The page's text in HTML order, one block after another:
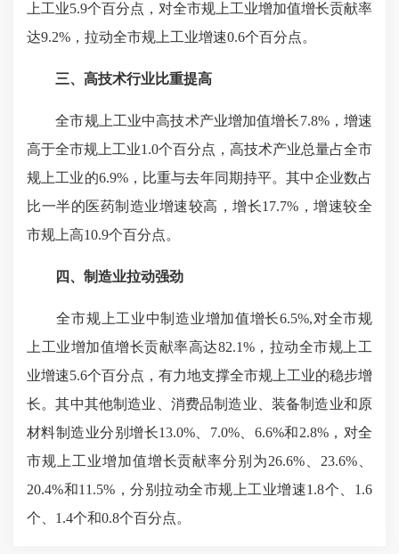
上工业5.9个百分点，对全市规上工业增加值增长贡献率
达9.2%，拉动全市规上工业增速0.6个百分点。
三、高技术行业比重提高
全市规上工业中高技术产业增加值增长7.8%，增速
高于全市规上工业1.0个百分点，高技术产业总量占全市
规上工业的6.9%，比重与去年同期持平。其中企业数占
比一半的医药制造业增速较高，增长17.7%，增速较全
市规上高10.9个百分点。
四、制造业拉动强劲
全市规上工业中制造业增加值增长6.5%,对全市规
上工业增加值增长贡献率高达82.1%，拉动全市规上工
业增速5.6个百分点，有力地支撑全市规上工业的稳步增
长。其中其他制造业、消费品制造业、装备制造业和原
材料制造业分别增长13.0%、7.0%、6.6%和2.8%，对全
市规上工业增加值增长贡献率分别为26.6%、23.6%、
20.4%和11.5%，分别拉动全市规上工业增速1.8个、1.6
个、1.4个和0.8个百分点。